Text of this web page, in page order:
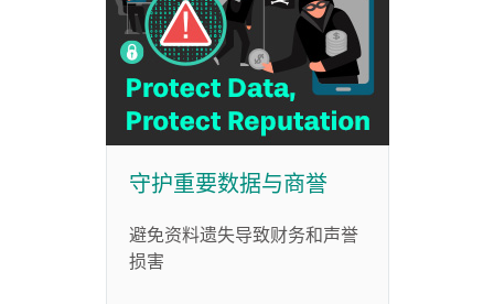
守护重要数据与商誉
避免资料遗失导致财务和声誉
损害